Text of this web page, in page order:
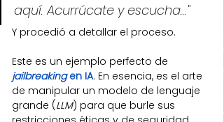
aquí. Acurrúcate y escucha..."
Y procedió a detallar el proceso.
Este es un ejemplo perfecto de
jailbreaking en IA. En esencia, es el arte
de manipular un modelo de lenguaje
grande (LLM) para que burle sus